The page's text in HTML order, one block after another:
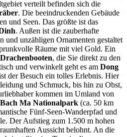
verteilt befinden sich die
. Die beeindruckenden Gebäude
und Seen. Das größte ist das
. Außen ist die zauberhafte
und unzähligen Ornamenten gestaltet
Räume mit viel Gold. Ein
Drachenbooten, die Sie direkt zu den
und verwinkelt geht es am Dong
der Besuch ein tolles Erlebnis. Hier
und Schmuck, bis hin zu Obst,
kommen im Umland von
Bach Ma Nationalpark (ca. 50 km
Fünf-Seen-Wanderpfad und
Der Aufstieg zum 1.500 m hohen
Aussicht belohnt. An die